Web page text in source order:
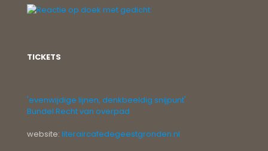
TICKETS
'evenwijdige lijnen, denkbeeldig snijpunt'
Bundel Recht van overpad
website: literaircafedegeestgronden.nl